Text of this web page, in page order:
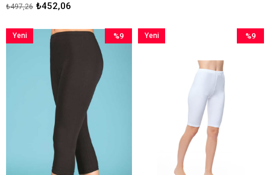
Kapıda Ödeme Seçeneği
₺452,06
₺497,26
%9
Yeni
%9
Yeni